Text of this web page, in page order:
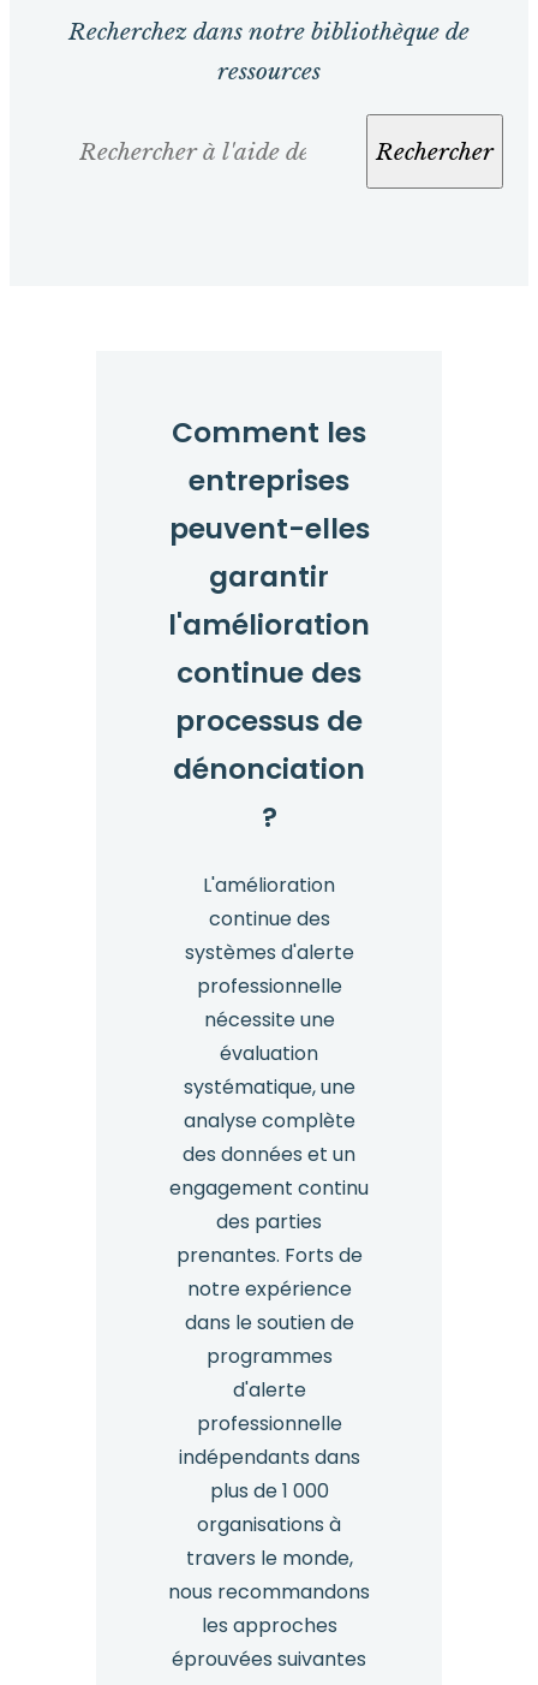
Recherchez dans notre bibliothèque de
ressources
Rechercher
Comment les
entreprises
peuvent-elles
garantir
l'amélioration
continue des
processus de
dénonciation
?
L'amélioration
continue des
systèmes d'alerte
professionnelle
nécessite une
évaluation
systématique, une
analyse complète
des données et un
engagement continu
des parties
prenantes. Forts de
notre expérience
dans le soutien de
programmes
d'alerte
professionnelle
indépendants dans
plus de 1 000
organisations à
travers le monde,
nous recommandons
les approches
éprouvées suivantes